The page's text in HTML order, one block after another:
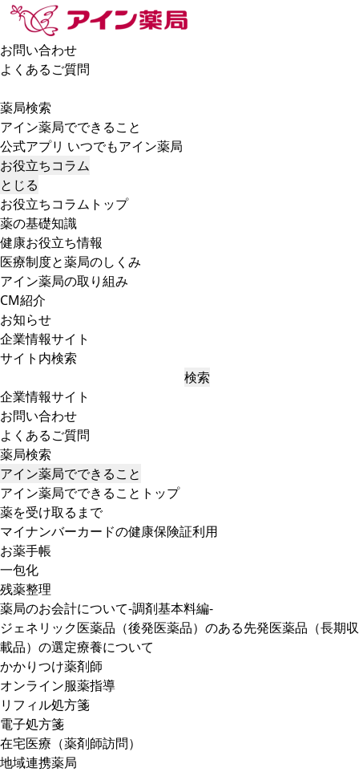
お問い合わせ
よくあるご質問
薬局検索
アイン薬局でできること
公式アプリ いつでもアイン薬局
お役立ちコラム
とじる
お役立ちコラムトップ
薬の基礎知識
健康お役立ち情報
医療制度と薬局のしくみ
アイン薬局の取り組み
CM紹介
お知らせ
企業情報サイト
サイト内検索
検索
企業情報サイト
お問い合わせ
よくあるご質問
薬局検索
アイン薬局でできること
アイン薬局でできることトップ
薬を受け取るまで
マイナンバーカードの健康保険証利用
お薬手帳
一包化
残薬整理
薬局のお会計について-調剤基本料編-
ジェネリック医薬品（後発医薬品）のある先発医薬品（長期収
載品）の選定療養について
かかりつけ薬剤師
オンライン服薬指導
リフィル処方箋
電子処方箋
在宅医療（薬剤師訪問）
地域連携薬局